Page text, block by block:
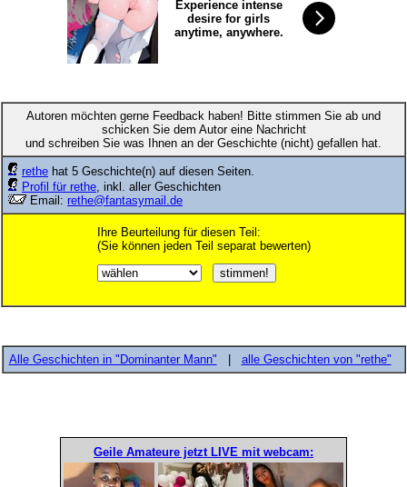
Experience intense
desire for girls
anytime, anywhere.
Autoren möchten gerne Feedback haben! Bitte stimmen Sie ab und
schicken Sie dem Autor eine Nachricht
und schreiben Sie was Ihnen an der Geschichte (nicht) gefallen hat.
rethe hat 5 Geschichte(n) auf diesen Seiten.
Profil für rethe , inkl. aller Geschichten
Email: rethe@fantasymail.de
Ihre Beurteilung für diesen Teil:
(Sie können jeden Teil separat bewerten)
Alle Geschichten in "Dominanter Mann" | alle Geschichten von "rethe"
Geile Amateure jetzt LIVE mit webcam: